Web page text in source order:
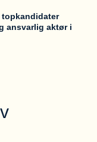
ansvarlig aktør i